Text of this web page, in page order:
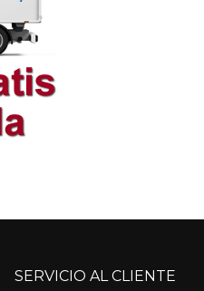
SERVICIO AL CLIENTE